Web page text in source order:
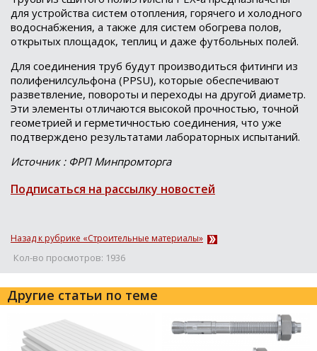
для устройства систем отопления, горячего и холодного
водоснабжения, а также для систем обогрева полов,
открытых площадок, теплиц и даже футбольных полей.
Для соединения труб будут производиться фитинги из
полифенилсульфона (PPSU), которые обеспечивают
разветвление, повороты и переходы на другой диаметр.
Эти элементы отличаются высокой прочностью, точной
геометрией и герметичностью соединения, что уже
подтверждено результатами лабораторных испытаний.
Источник : ФРП Минпромторга
Подписаться на рассылку новостей
Назад к рубрике «Строительные материалы»
Кол-во просмотров: 1936
Другие статьи по теме